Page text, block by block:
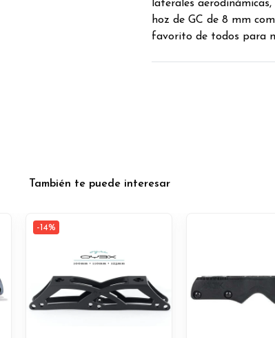
laterales
hoz de GC de 8 mm
favorito de todos para
También te puede interesar
-14%